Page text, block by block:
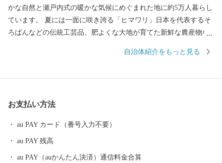
かな自然と瀬戸内式の暖かな気候にめぐまれた地に約5万人暮らし
ています。 夏には一面に咲き誇る「ヒマワリ」日本を代表するそ
ろばんなどの伝統工芸品、肥よくな大地が育てた新鮮な農産物な
みいただいた新規寄附につきましては通常よりも対応にお時間を
（水）以降、順次発行・郵送いたします。 返礼品の配送：通常よ
りお届けにお時間をいただく場合がございます。 ご寄附をご検討
自治体紹介をもっと見る
お支払い方法
au PAY カード（番号入力不要）
au PAY 残高
au PAY（auかんたん決済）通信料金合算